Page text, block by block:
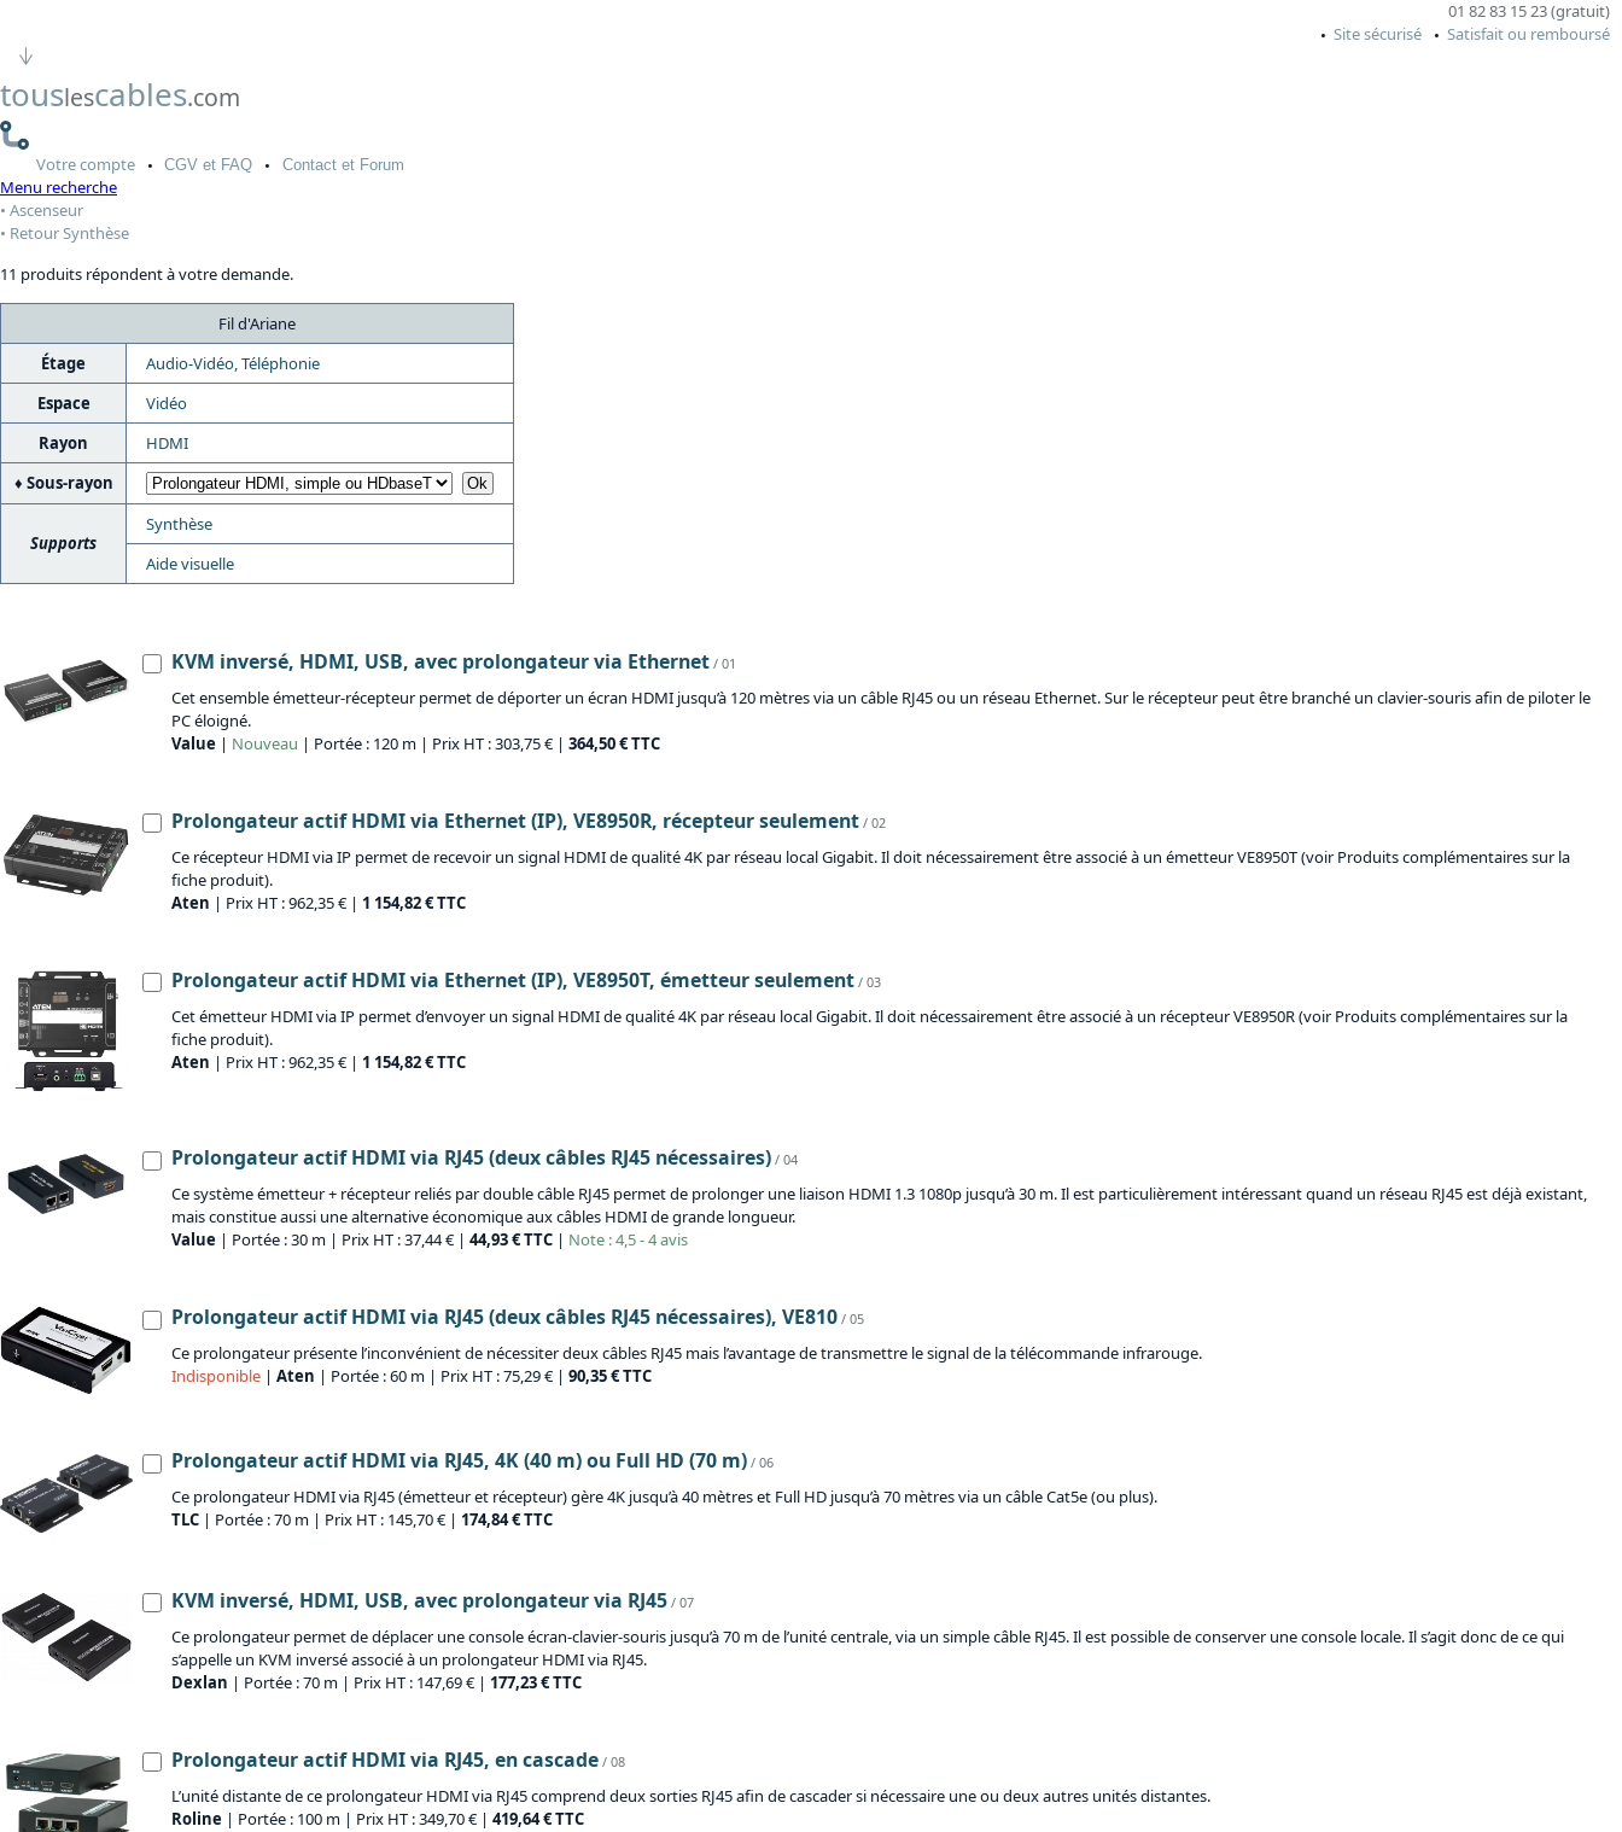
01 82 83 15 23 (gratuit)
Site sécurisé
Satisfait ou remboursé
touslescables.com
Votrecompte CGV et FAQ Contactet Forum
Menu recherche
Ascenseur
Retour Synthèse
11 produits répondent à votre demande.
Fil d'Ariane
Étage
Audio-Vidéo, Téléphonie
Espace
Vidéo
Rayon
HDMI
Sous-rayon
Supports
Synthèse
Aide visuelle
KVM inversé, HDMI, USB, avec prolongateur via Ethernet / 01
Cet ensemble émetteur-récepteur permet de déporter un écran HDMI jusqu’à 120 mètres via un câble RJ45 ou un réseau Ethernet. Sur le récepteur peut être branché un clavier-souris afin de piloter le
PC éloigné.
Value | Nouveau | Portée : 120 m | Prix HT : 303,75 € | 364,50 € TTC
Prolongateur actif HDMI via Ethernet (IP), VE8950R, récepteur seulement / 02
Ce récepteur HDMI via IP permet de recevoir un signal HDMI de qualité 4K par réseau local Gigabit. Il doit nécessairement être associé à un émetteur VE8950T (voir Produits complémentaires sur la
fiche produit).
Aten | Prix HT : 962,35 € | 1 154,82 € TTC
Prolongateur actif HDMI via Ethernet (IP), VE8950T, émetteur seulement / 03
Cet émetteur HDMI via IP permet d’envoyer un signal HDMI de qualité 4K par réseau local Gigabit. Il doit nécessairement être associé à un récepteur VE8950R (voir Produits complémentaires sur la
fiche produit).
Aten | Prix HT : 962,35 € | 1 154,82 € TTC
Prolongateur actif HDMI via RJ45 (deux câbles RJ45 nécessaires) / 04
Ce système émetteur + récepteur reliés par double câble RJ45 permet de prolonger une liaison HDMI 1.3 1080p jusqu’à 30 m. Il est particulièrement intéressant quand un réseau RJ45 est déjà existant,
mais constitue aussi une alternative économique aux câbles HDMI de grande longueur.
Value | Portée : 30 m | Prix HT : 37,44 € | 44,93 € TTC | Note : 4,5 - 4 avis
Prolongateur actif HDMI via RJ45 (deux câbles RJ45 nécessaires), VE810 / 05
Ce prolongateur présente l’inconvénient de nécessiter deux câbles RJ45 mais l’avantage de transmettre le signal de la télécommande infrarouge.
Indisponible | Aten | Portée : 60 m | Prix HT : 75,29 € | 90,35 € TTC
Prolongateur actif HDMI via RJ45, 4K (40 m) ou Full HD (70 m) / 06
Ce prolongateur HDMI via RJ45 (émetteur et récepteur) gère 4K jusqu’à 40 mètres et Full HD jusqu’à 70 mètres via un câble Cat5e (ou plus).
TLC | Portée : 70 m | Prix HT : 145,70 € | 174,84 € TTC
KVM inversé, HDMI, USB, avec prolongateur via RJ45 / 07
Ce prolongateur permet de déplacer une console écran-clavier-souris jusqu’à 70 m de l’unité centrale, via un simple câble RJ45. Il est possible de conserver une console locale. Il s’agit donc de ce qui
s’appelle un KVM inversé associé à un prolongateur HDMI via RJ45.
Dexlan | Portée : 70 m | Prix HT : 147,69 € | 177,23 € TTC
Prolongateur actif HDMI via RJ45, en cascade / 08
L’unité distante de ce prolongateur HDMI via RJ45 comprend deux sorties RJ45 afin de cascader si nécessaire une ou deux autres unités distantes.
Roline | Portée : 100 m | Prix HT : 349,70 € | 419,64 € TTC